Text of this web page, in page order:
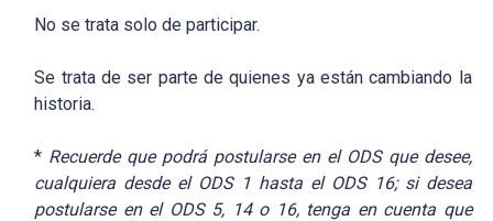
No se trata solo de participar.
Se trata de ser parte de quienes ya están cambiando la
historia.
* Recuerde que podrá postularse en el ODS que desee,
cualquiera desde el ODS 1 hasta el ODS 16; si desea
postularse en el ODS 5, 14 o 16, tenga en cuenta que